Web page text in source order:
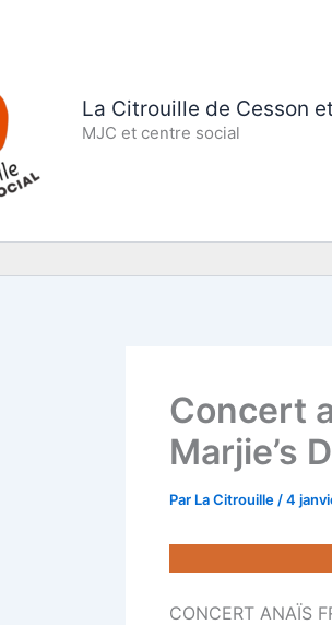
La Citrouille de Cesson
MJC et centre social
Concert
Marjie’s
Par La Citrouille /4
CONCERT ANAÏS